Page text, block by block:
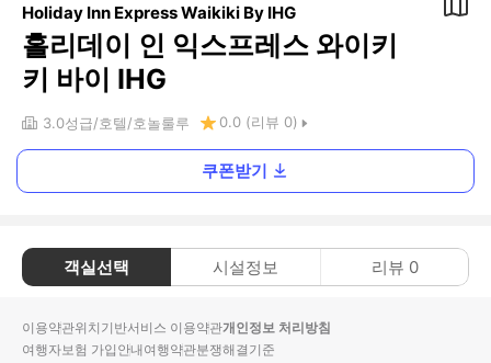
Holiday Inn Express Waikiki By IHG
홀리데이 인 익스프레스 와이키
키 바이 IHG
3.0성급 호텔 호놀룰루 0.0 (리뷰 0)
쿠폰받기
객실선택 시설정보 리뷰 0
이용약관위치기반서비스 이용약관개인정보 처리방침
여행자보험 가입안내여행약관분쟁해결기준